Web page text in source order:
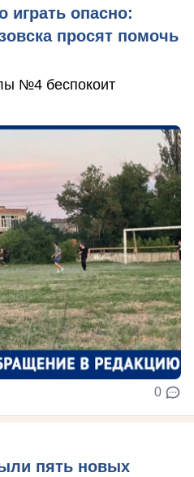
играть опасно:
просят помочь
№4 беспокоит
0
пять новых